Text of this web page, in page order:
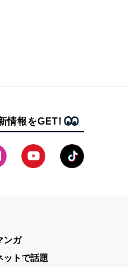
情報をGET!
ンガ
ットで話題